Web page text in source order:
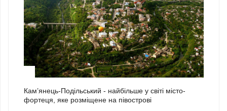
Кам’янець-Подільський - найбільше у світі місто-
фортеця, яке розміщене на півострові